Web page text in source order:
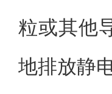
粒或其他
地排放静